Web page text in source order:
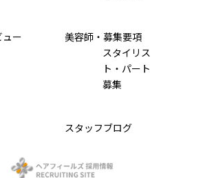
ュー
美容師・募集要項
スタイリス
ト・パート
募集
スタッフブログ